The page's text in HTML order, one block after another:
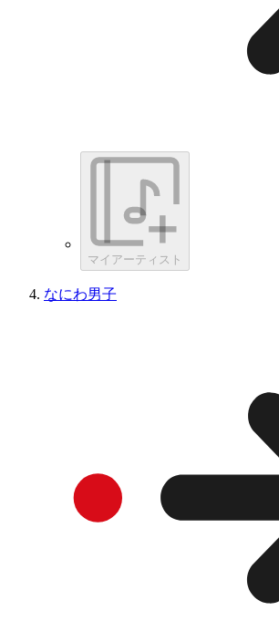
マイアーティスト
なにわ男子